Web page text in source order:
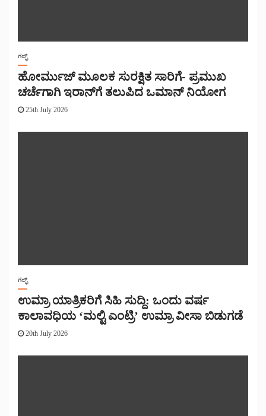
ಗಲ್ಫ್
ಹೋರ್ಮುಜ್ ಮೂಲಕ ಸುರಕ್ಷಿತ ಸಾರಿಗೆ- ಪ್ರಮುಖ
ಚರ್ಚೆಗಾಗಿ ಇರಾನ್‌ಗೆ ತಲುಪಿದ ಒಮಾನ್ ನಿಯೋಗ
25th July 2026
ಗಲ್ಫ್
ಉಮ್ರಾ ಯಾತ್ರಿಕರಿಗೆ ಸಿಹಿ ಸುದ್ದಿ: ಒಂದು ವರ್ಷ
ಕಾಲಾವಧಿಯ ‘ಮಲ್ಟಿ ಎಂಟ್ರಿ’ ಉಮ್ರಾ ವೀಸಾ ಬಿಡುಗಡೆ
20th July 2026